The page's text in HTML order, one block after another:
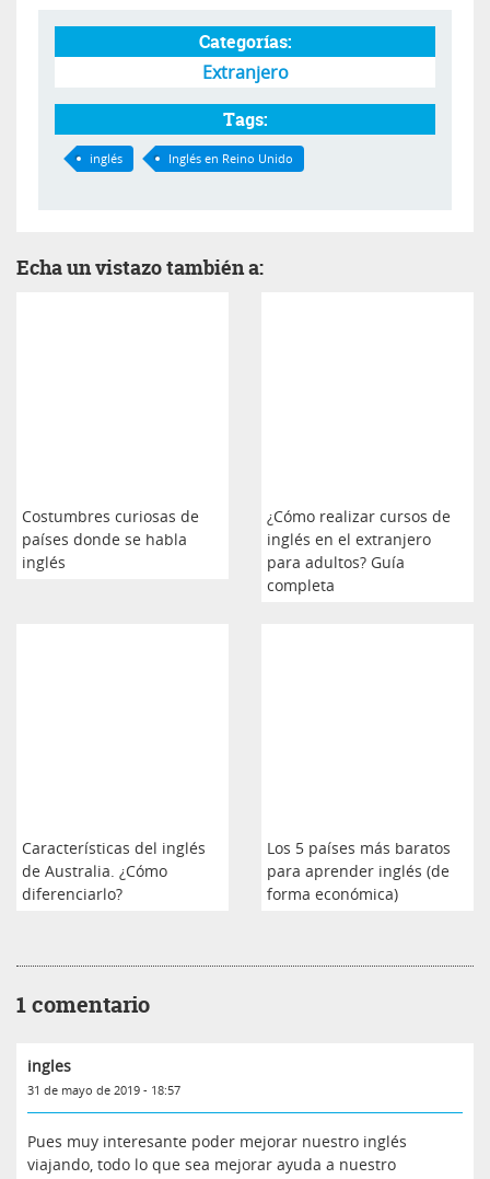
Categorías:
Extranjero
Tags:
inglés Inglés en Reino Unido
Echa un vistazo también a:
Costumbres curiosas de
países donde se habla
inglés
¿Cómo realizar cursos de
inglés en el extranjero
para adultos? Guía
completa
Características del inglés
de Australia. ¿Cómo
diferenciarlo?
Los 5 países más baratos
para aprender inglés (de
forma económica)
1 comentario
ingles
31 de mayo de 2019 - 18:57
Pues muy interesante poder mejorar nuestro inglés
viajando, todo lo que sea mejorar ayuda a nuestro